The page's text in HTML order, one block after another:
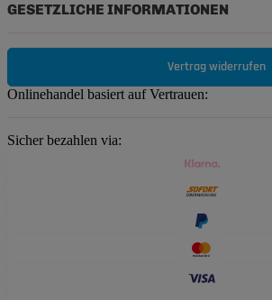
GESETZLICHE INFORMATIONEN
Vertrag widerrufen
Onlinehandel basiert auf Vertrauen:
Sicher bezahlen via: